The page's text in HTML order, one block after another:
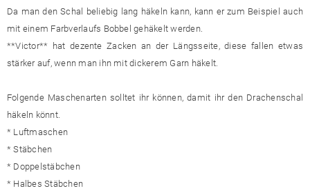
Da man den Schal beliebig lang häkeln kann, kann er zum Beispiel auch
mit einem Farbverlaufs Bobbel gehäkelt werden.
**Victor** hat dezente Zacken an der Längsseite, diese fallen etwas
stärker auf, wenn man ihn mit dickerem Garn häkelt.
Folgende Maschenarten solltet ihr können, damit ihr den Drachenschal
häkeln könnt.
* Luftmaschen
* Stäbchen
* Doppelstäbchen
* Halbes Stäbchen